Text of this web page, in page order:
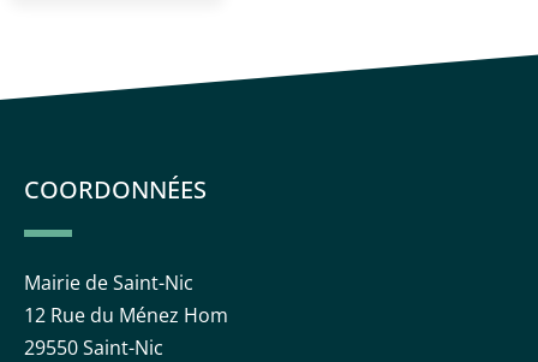
COORDONNÉES
Mairie de Saint-Nic
12 Rue du Ménez Hom
29550 Saint-Nic